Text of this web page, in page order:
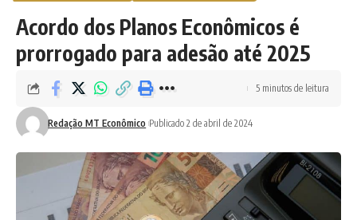
Acordo dos Planos Econômicos é
prorrogado para adesão até 2025
Redação MT Econômico Publicado 2 de abril de 2024
5 minutos de leitura